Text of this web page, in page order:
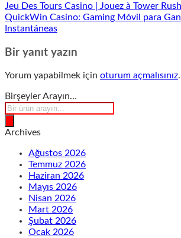
Jeu Des Tours Casino | Jouez à Tower
QuickWin Casino: Gaming Móvil para
Instantáneas
Bir yanıt yazın
Yorum yapabilmek için oturum açmalısınız.
Birşeyler Arayın…
Products
search
Archives
Ağustos 2026
Temmuz 2026
Haziran 2026
Mayıs 2026
Nisan 2026
Mart 2026
Şubat 2026
Ocak 2026